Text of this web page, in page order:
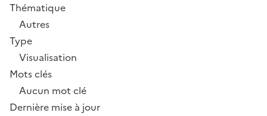
Thématique
Autres
Type
Visualisation
Mots clés
Aucun mot clé
Dernière mise à jour